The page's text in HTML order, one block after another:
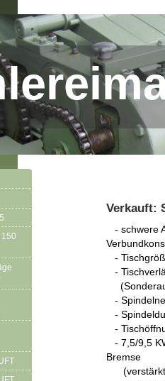
Verkauft:
- schwere
-
-
-
-
-
- 7,5/9,5
Bremse